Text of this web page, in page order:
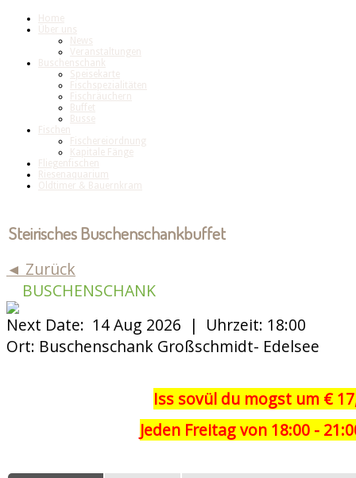
Home
Über uns
News
Veranstaltungen
Buschenschank
Speisekarte
Fischspezialitäten
Fischräuchern
Buffet
Busse
Fischen
Fischereiordnung
Kapitale Fänge
Fliegenfischen
Riesenaquarium
Oldtimer & Bauernkram
Steirisches Buschenschankbuffet
◄ Zurück
BUSCHENSCHANK
Next Date: 14 Aug 2026 | Uhrzeit: 18:00
Ort: Buschenschank Großschmidt- Edelsee
Iss sovül du mogst um €
Jeden Freitag von 18:00 -